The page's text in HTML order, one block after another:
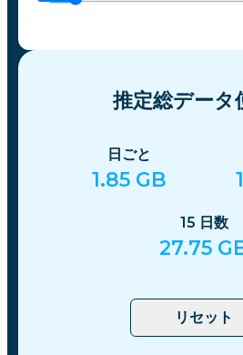
推定総データ
日ごと
1.85 GB
15 日数
27.75
リセット